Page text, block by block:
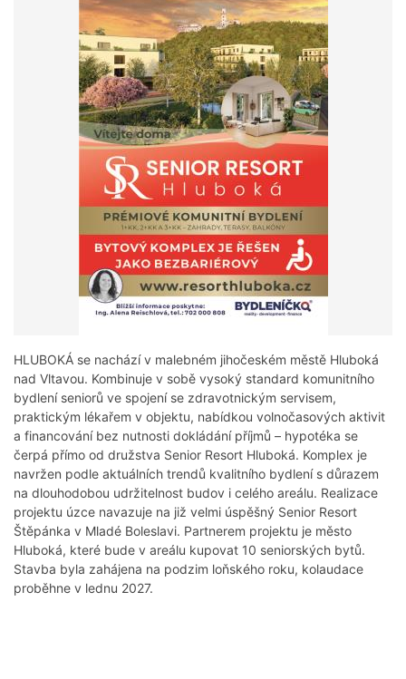
HLUBOKÁ se nachází v malebném jihočeském městě Hluboká
nad Vltavou. Kombinuje v sobě vysoký standard komunitního
bydlení seniorů ve spojení se zdravotnickým servisem,
praktickým lékařem v objektu, nabídkou volnočasových aktivit
a financování bez nutnosti dokládání příjmů – hypotéka se
čerpá přímo od družstva Senior Resort Hluboká. Komplex je
navržen podle aktuálních trendů kvalitního bydlení s důrazem
na dlouhodobou udržitelnost budov i celého areálu. Realizace
projektu úzce navazuje na již velmi úspěšný Senior Resort
Štěpánka v Mladé Boleslavi. Partnerem projektu je město
Hluboká, které bude v areálu kupovat 10 seniorských bytů.
Stavba byla zahájena na podzim loňského roku, kolaudace
proběhne v lednu 2027.